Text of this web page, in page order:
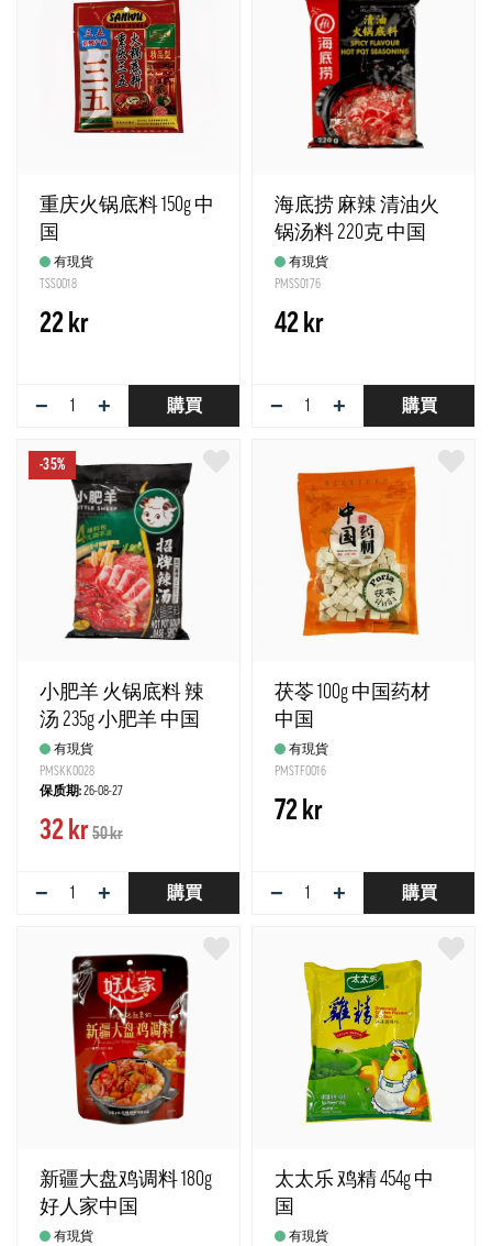
重庆火锅底料 150g 中
国
有現貨
TSS0018
22 kr
− + 購買
海底捞 麻辣 清油火
锅汤料 220克 中国
有現貨
PMSS0176
42 kr
− + 購買
-35%
小肥羊 火锅底料 辣
汤 235g 小肥羊 中国
有現貨
PMSKK0028
保质期:26-08-27
32 kr50 kr
− + 購買
茯苓 100g 中国药材
中国
有現貨
PMSTF0016
72 kr
− + 購買
新疆大盘鸡调料 180g
好人家中国
有現貨
太太乐 鸡精 454g 中
国
有現貨